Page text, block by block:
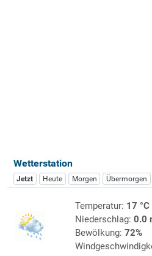
Wetterstation
Jetzt Heute Morgen Übermorgen
Temperatur: 17 °C
Niederschlag: 0.0
Bewölkung: 72%